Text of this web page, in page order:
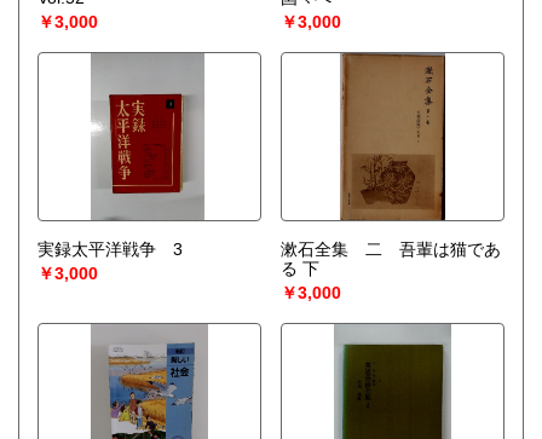
￥3,000
￥3,000
実録太平洋戦争 3
￥3,000
漱石全集 二 吾輩は猫であ
る 下
￥3,000